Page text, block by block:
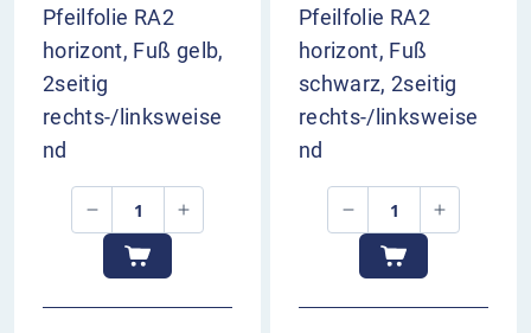
Pfeilfolie RA2
horizont, Fuß gelb,
2seitig
rechts-/linksweise
nd
Pfeilfolie RA2
horizont, Fuß
schwarz, 2seitig
rechts-/linksweise
nd